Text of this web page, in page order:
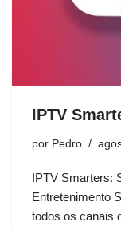
IPTV
por Pedro
IPTV Smarters:
Entretenimento
todos os canais